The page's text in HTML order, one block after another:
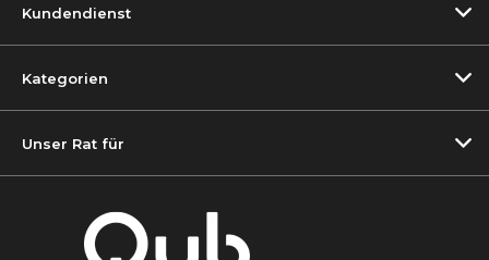
Kundendienst
Kategorien
Unser Rat für